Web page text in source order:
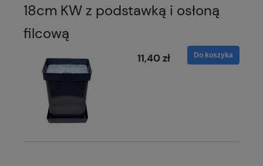
18cm KW z podstawką i osłoną
filcową
11,40 zł Do koszyka